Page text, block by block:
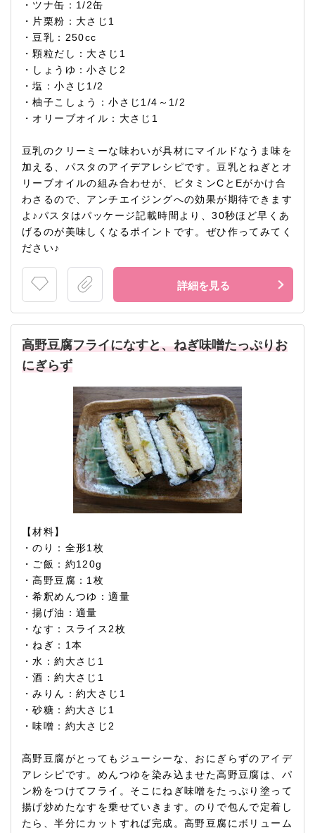
・ツナ缶：1/2缶
・片栗粉：大さじ1
・豆乳：250cc
・顆粒だし：大さじ1
・しょうゆ：小さじ2
・塩：小さじ1/2
・柚子こしょう：小さじ1/4～1/2
・オリーブオイル：大さじ1
豆乳のクリーミーな味わいが具材にマイルドなうま味を
加える、パスタのアイデアレシピです。豆乳とねぎとオ
リーブオイルの組み合わせが、ビタミンCとEがかけ合
わさるので、アンチエイジングへの効果が期待できます
よ♪パスタはパッケージ記載時間より、30秒ほど早くあ
げるのが美味しくなるポイントです。ぜひ作ってみてく
ださい♪
詳細を見る
高野豆腐フライになすと、ねぎ味噌たっぷりお
にぎらず
【材料】
・のり：全形1枚
・ご飯：約120g
・高野豆腐：1枚
・希釈めんつゆ：適量
・揚げ油：適量
・なす：スライス2枚
・ねぎ：1本
・水：約大さじ1
・酒：約大さじ1
・みりん：約大さじ1
・砂糖：約大さじ1
・味噌：約大さじ2
高野豆腐がとってもジューシーな、おにぎらずのアイデ
アレシピです。めんつゆを染み込ませた高野豆腐は、パ
ン粉をつけてフライ。そこにねぎ味噌をたっぷり塗って
揚げ炒めたなすを乗せていきます。のりで包んで定着し
たら、半分にカットすれば完成。高野豆腐にボリューム